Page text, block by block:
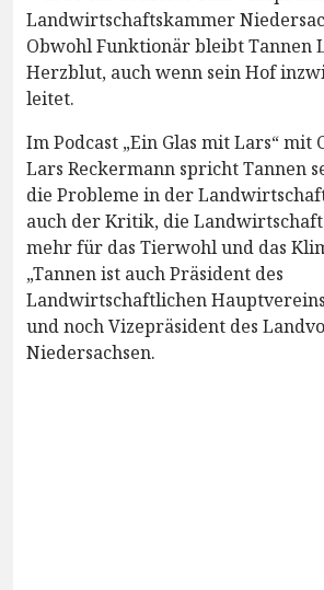
Landwirtschaftskammer
Obwohl Funktionär bleibt Tannen
Herzblut, auch wenn sein Hof
leitet.
Im Podcast „Ein Glas mit Lars“
Lars Reckermann spricht Tannen
die Probleme in der
auch der Kritik, die Landwirtschaft
mehr für das Tierwohl und das
„Tannen ist auch Präsident des
Landwirtschaftlichen
und noch Vizepräsident des
Niedersachsen.